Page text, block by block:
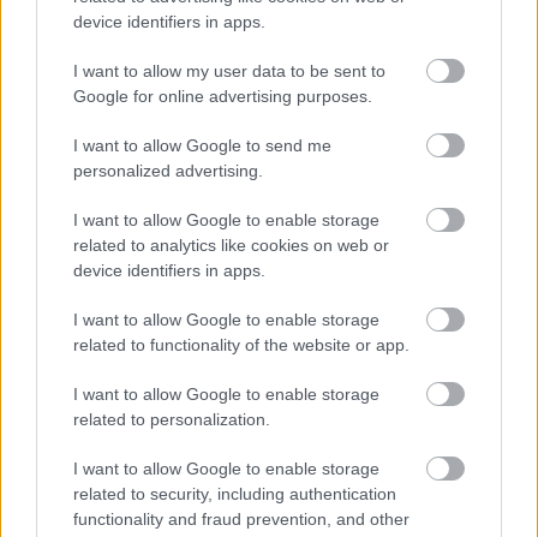
device identifiers in apps.
I want to allow my user data to be sent to
Google for online advertising purposes.
I want to allow Google to send me
personalized advertising.
I want to allow Google to enable storage
related to analytics like cookies on web or
device identifiers in apps.
I want to allow Google to enable storage
related to functionality of the website or app.
I want to allow Google to enable storage
related to personalization.
I want to allow Google to enable storage
related to security, including authentication
functionality and fraud prevention, and other
Τύπου; Έκανε καλό η απευθείας επικοινωνία του
έβλαψε τη δημοκρατία, επειδή χάθηκε η το
ενδιάμεσο φίλτρο, δηλαδή η γνώμη των ειδικών;
Απάντηση, ακόμα, δεν υπάρχει. Ομολογουμένως
οι λαϊκιστές πολιτικοί τύπου Τραμπ (για να μην
αντίστοιχους σε Αριστερά και Δεξιά)
μεσαζόντων. Χωρίς τα social media ένα σωρό
λαϊκίστικα κόμματα δεν θα μπορούσαν ποτέ να
αποκτήσουν τη δύναμη που απολαμβάνουν
σήμερα. Όμως, από την άλλη μεριά, ήταν το
ίντερνετ που βοήθησε, για παράδειγμα, τον